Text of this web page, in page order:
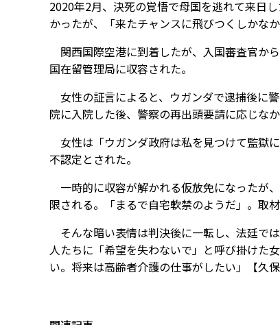
2020年2月、決死の覚悟で母国を逃れて来日
かったが、「来たチャンスに飛びつくしかな
関西国際空港に到着したが、入国審査官か
国在留管理局に収容された。
女性の証言によると、ウガンダで逮捕後に
院に入院した後、警察の再出頭要請に応じな
女性は「ウガンダ政府は私を見つけて監獄
不認定とされた。
一時的に収容が解かれる仮放免になったが
限される。「まるで自宅軟禁のようだ」。取
そんな暗い表情は判決後に一転し、法廷で
人たちに「希望を失わないで」と呼び掛けた
い。将来は高齢者介護の仕事がしたい」【久保